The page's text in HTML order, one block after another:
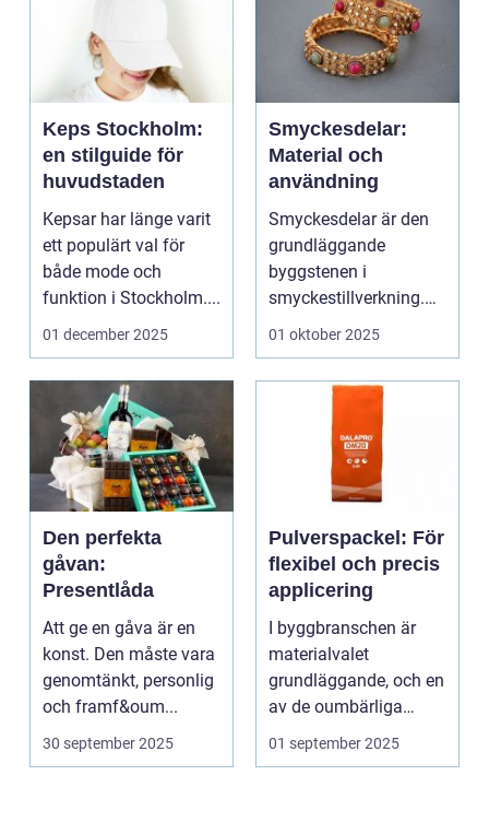
Keps Stockholm:
en stilguide för
huvudstaden
Kepsar har länge varit
ett populärt val för
både mode och
funktion i Stockholm....
01 december 2025
Smyckesdelar:
Material och
användning
Smyckesdelar är den
grundläggande
byggstenen i
smyckestillverkning.
De ger utrymme fö...
01 oktober 2025
Den perfekta
gåvan:
Presentlåda
Att ge en gåva är en
konst. Den måste vara
genomtänkt, personlig
och framf&oum...
30 september 2025
Pulverspackel: För
flexibel och precis
applicering
I byggbranschen är
materialvalet
grundläggande, och en
av de oumbärliga
komponenterna...
01 september 2025